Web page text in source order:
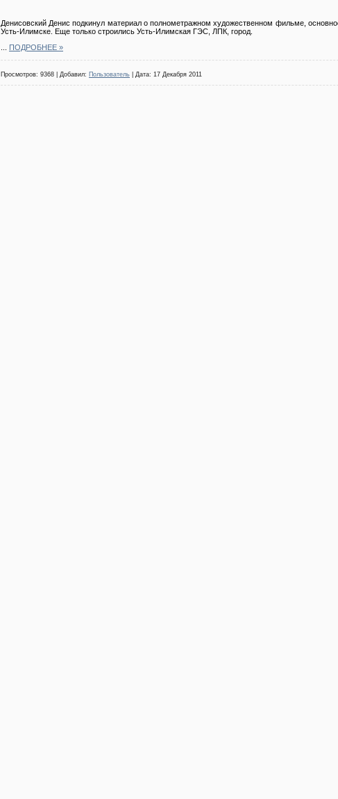
Денисовский Денис подкинул материал о полнометражном художественном фильме,
Усть-Илимске. Еще только строились Усть-Илимская ГЭС, ЛПК, город.
ПОДРОБНЕЕ »
Просмотров: 9368 | Добавил: Пользователь | Дата: 17 Декабря 2011